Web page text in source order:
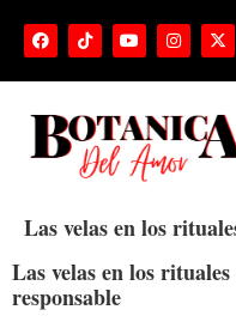
Las velas en los
Las velas en los
responsable